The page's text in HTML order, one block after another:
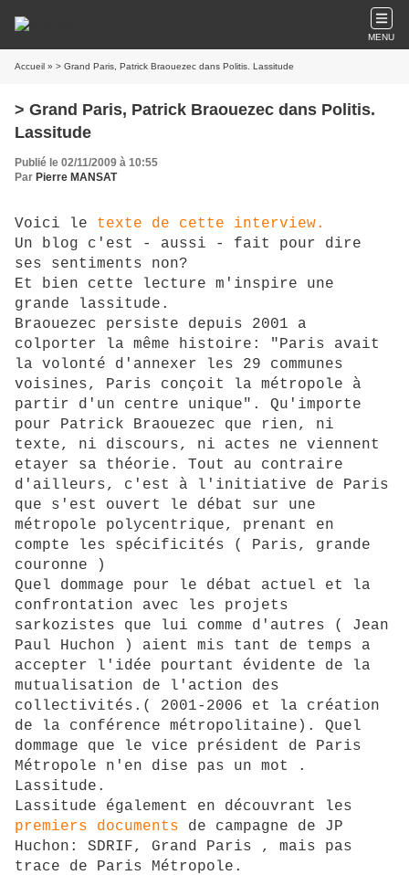
MENU
Accueil » > Grand Paris, Patrick Braouezec dans Politis. Lassitude
> Grand Paris, Patrick Braouezec dans Politis.
Lassitude
Publié le 02/11/2009 à 10:55
Par Pierre MANSAT
Voici le texte de cette interview.
Un blog c'est - aussi - fait pour dire
ses sentiments non?
Et bien cette lecture m'inspire une
grande lassitude.
Braouezec persiste depuis 2001 a
colporter la même histoire: "Paris avait
la volonté d'annexer les 29 communes
voisines, Paris conçoit la métropole à
partir d'un centre unique". Qu'importe
pour Patrick Braouezec que rien, ni
texte, ni discours, ni actes ne viennent
etayer sa théorie. Tout au contraire
d'ailleurs, c'est à l'initiative de Paris
que s'est ouvert le débat sur une
métropole polycentrique, prenant en
compte les spécificités ( Paris, grande
couronne )
Quel dommage pour le débat actuel et la
confrontation avec les projets
sarkozistes que lui comme d'autres ( Jean
Paul Huchon ) aient mis tant de temps a
accepter l'idée pourtant évidente de la
mutualisation de l'action des
collectivités.( 2001-2006 et la création
de la conférence métropolitaine). Quel
dommage que le vice président de Paris
Métropole n'en dise pas un mot .
Lassitude.
Lassitude également en découvrant les
premiers documents de campagne de JP
Huchon: SDRIF, Grand Paris , mais pas
trace de Paris Métropole.